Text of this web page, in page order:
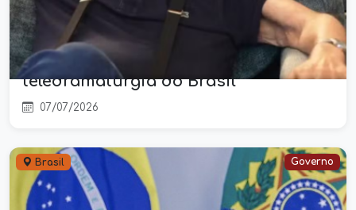
Benedito Ruy Barbosa morre aos 95
anos em SP; escritor transformou o
campo em protagonista da
teledramaturgia do Brasil
07/07/2026
Brasil Governo